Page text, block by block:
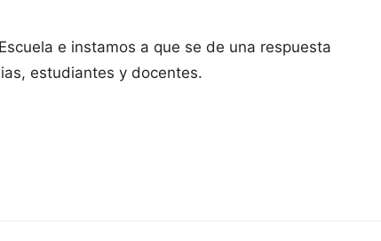
e instamos a que se de una respuesta
estudiantes y docentes.